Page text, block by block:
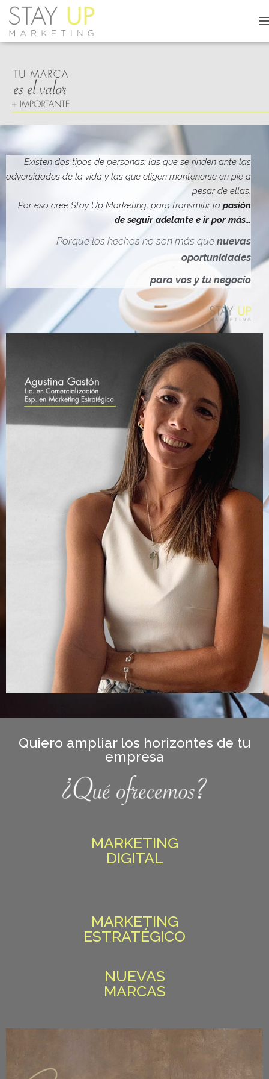
A
M
D
E
N
A
V
G
I
Ó
N
Existen dos tipos de personas: las que se rinden ante las
adversidades de la vida y las que eligen mantenerse en pie a
pesar de ellas.
Por eso creé Stay Up Marketing, para transmitir la pasión
de seguir adelante e ir por más…
Porque los hechos no son más que nuevas
oportunidades
para vos y tu negocio
Quiero ampliar los horizontes de tu
empresa
MARKETING
DIGITAL
MARKETING
ESTRATÉGICO
NUEVAS
MARCAS